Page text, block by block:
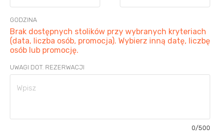
GODZINA
Brak dostępnych stolików przy wybranych kryteriach
(data, liczba osób, promocja). Wybierz inną datę, liczbę
osób lub promocję.
UWAGI DOT. REZERWACJI
0/500